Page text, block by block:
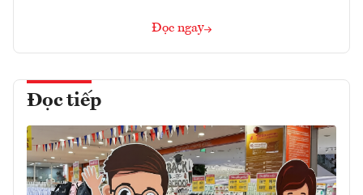
Đọc ngay
Đọc tiếp